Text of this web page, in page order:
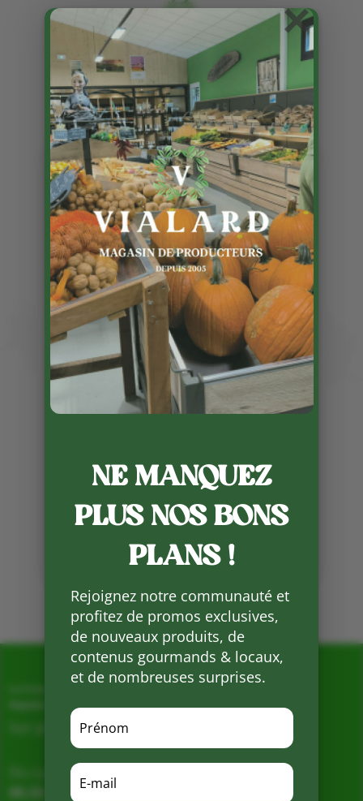
Recette: Asperges blanches
Publié le 2 05 2023
Partager
Facebook
Mots clés :
Sur place, Livraison et Expéditions
Du Lundi au Samedi de 9h à 19h
05.53.31.98.50–
NE MANQUEZ
PLUS NOS BONS
PLANS !
Rejoignez notre communauté et
profitez de promos exclusives,
de nouveaux produits, de
contenus gourmands & locaux,
et de nombreuses surprises.
×